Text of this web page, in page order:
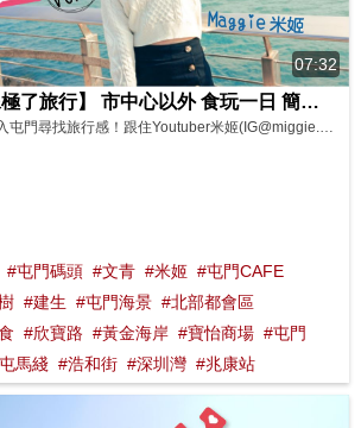
07:32
【屯門自駕遊 - 像極了旅行】 市中心以外 食玩一日 簡約文青系打卡cafe｜一望無際屯門海景｜香港邁亞密
好掛住旅行自駕遊？車入屯門尋找旅行感！跟住Youtuber米姬(IG@miggie.maggie) 出發，喺屯門市中心以外，食玩一日遊！我哋沿路發現唔少靚景打卡位，當然唔少得文青café同西餐廳。原來屯門兆康站周邊、仲有屯門碼頭區，一樣咁精彩，仲比市中心多咗一份悠閒感，真係令人唔捨得走！
#屯門碼頭 #文青 #米姬 #屯門CAFE
#建生 #屯門海景 #北部都會區
#欣寶路 #黃金海岸 #寶怡商場 #屯門
馬綫 #浩和街 #深圳灣 #兆康站